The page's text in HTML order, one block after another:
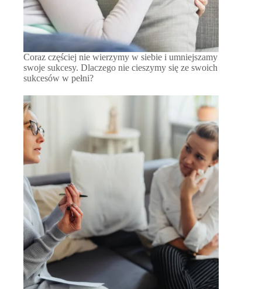
Coraz częściej nie wierzymy w siebie i umniejszamy
swoje sukcesy. Dlaczego nie cieszymy się ze swoich
sukcesów w pełni?